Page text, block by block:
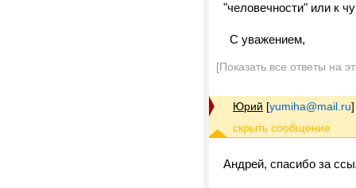
"человечности" или к
С уважением,
[Показать все ответы на
Юрий [yumiha@mail.ru]
Андрей, спасибо за